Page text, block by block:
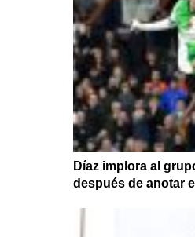
Díaz implora al
después de anotar